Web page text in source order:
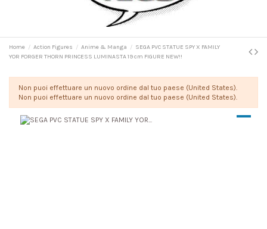
Home Action Figures Anime & Manga
SEGA PVC STATUE SPY X FAMILY
YOR FORGER THORN PRINCESS LUMINASTA 19 cm FIGURE NEW!!
Non puoi effettuare un nuovo ordine dal tuo paese (United States).
Non puoi effettuare un nuovo ordine dal tuo paese (United States).